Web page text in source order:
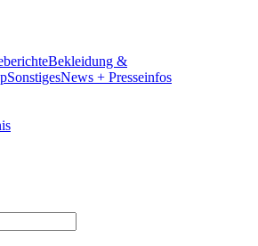
Bekleidung &
SonstigesNews + Presseinfos